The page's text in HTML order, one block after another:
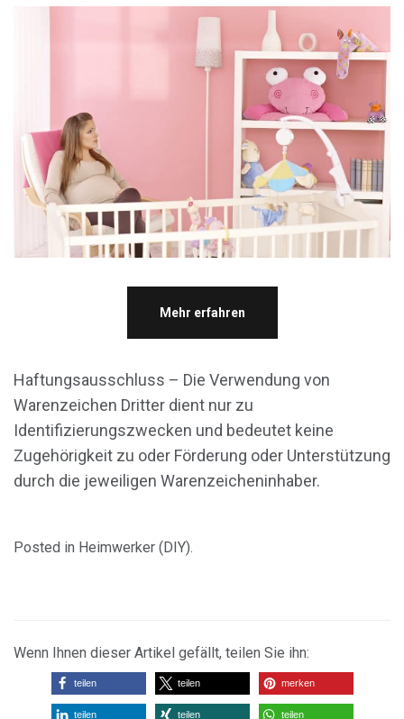
Mehr erfahren
Haftungsausschluss – Die Verwendung von
Warenzeichen Dritter dient nur zu
Identifizierungszwecken und bedeutet keine
Zugehörigkeit zu oder Förderung oder Unterstützung
durch die jeweiligen Warenzeicheninhaber.
Posted in Heimwerker (DIY).
Wenn Ihnen dieser Artikel gefällt, teilen Sie ihn:
teilen teilen merken
teilen teilen teilen